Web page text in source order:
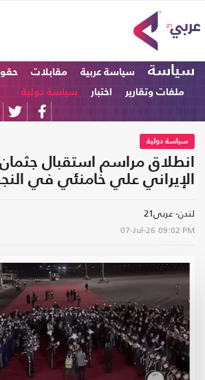
سياسة سياسة عربية مقابلات
ملفات وتقارير
اختبار سياسة دولية
سياسة دولية
انطلاق مراسم استقبال
الإيراني علي خامنئي في
لندن- عربي21
07-Jul-26 09:02 PM